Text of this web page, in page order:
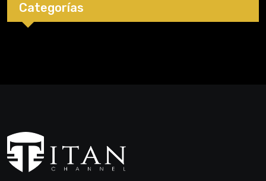
Categorías